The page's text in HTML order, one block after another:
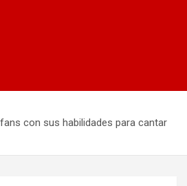
con sus habilidades para cantar